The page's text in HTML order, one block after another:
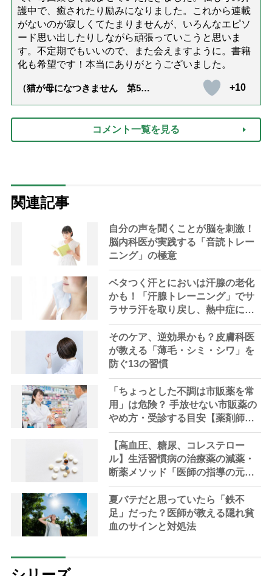
護中で、癒されたり励みになりました。これから連載
がないのが寂しくてたまりませんが、いろんなエピソ
ード思い出したりしながら頑張っていこうと思いま
す。不定期でもいいので、また会えますように。書籍
化も希望です！本当にありがとうございました。
（猫が母になつきません 第500
+10
コメント一覧を見る
関連記事
自分の声を聞くことが脳を刺激！
脳内科医が実践する「音読トレー
ニング」の極意
ベタつく汗とにおいは汗腺の老化
かも！「汗腺トレーニング」でサ
ラサラ汗を取り戻し、熱中症に負
けない体へ
そのケア、逆効果かも？皮膚科医
が教える「薄毛・シミ・シワ」を
防ぐ13の習慣
「ちょっとした不調は市販薬を常
用」は危険？ 手放せない市販薬の
やめ方・受診する目安【薬剤師解
説】
【高血圧、糖尿、コレステロー
ル】生活習慣病の治療薬の減薬・
断薬メソッド「医師の指導の元、
段階的に」【医師解説】
夏バテだと思っていたら「鉄不
足」だった？医師が教える隠れ貧
血のサインと対処法